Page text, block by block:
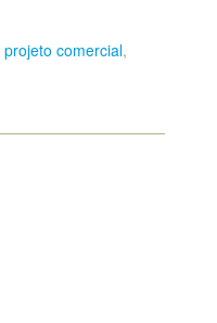
projeto comercial,